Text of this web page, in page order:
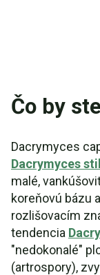
Čo by
Dacrymyces
Dacrymyces
malé,
koreňovú bázu
rozlišovacím
tendencia
"nedokonalé"
(artrospory),